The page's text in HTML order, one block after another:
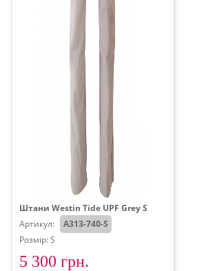
Штани Westin Tide UPF Grey S
Артикул:
A313-740-S
Розмір: S
5 300 грн.